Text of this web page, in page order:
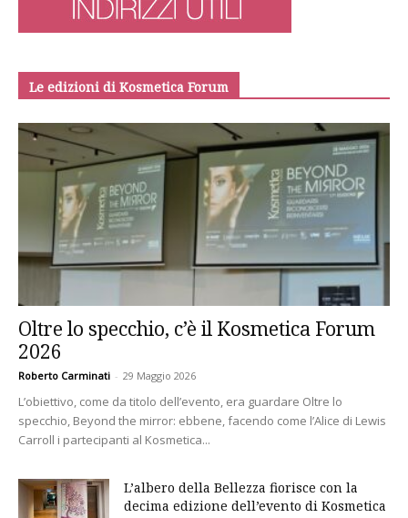
Le edizioni di Kosmetica Forum
Oltre lo specchio, c’è il Kosmetica Forum
2026
Roberto Carminati - 29 Maggio 2026
L’obiettivo, come da titolo dell’evento, era guardare Oltre lo
specchio, Beyond the mirror: ebbene, facendo come l’Alice di Lewis
Carroll i partecipanti al Kosmetica...
L’albero della Bellezza fiorisce con la
decima edizione dell’evento di Kosmetica